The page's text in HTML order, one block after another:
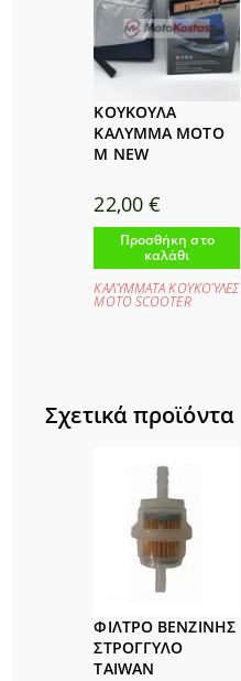
ΚΟΥΚΟΥΛΑ
ΚΑΛΥΜΜΑ MOTΟ
M NEW
22,00€
Προσθήκη στο
καλάθι
ΚΑΛΎΜΜΑΤΑ ΚΟΥΚΟΎΛΕΣ
ΜΟΤΟ SCOOTER
Σχετικά προϊόντα
ΦΙΛΤΡΟ ΒΕΝΖΙΝΗΣ
ΣΤΡΟΓΓΥΛΟ
TAIWAN